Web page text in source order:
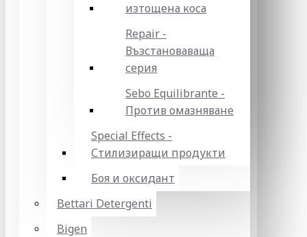
изтощена коса
Repair -
Възстановаваща
серия
Sebo Equilibrante -
Против омазняване
Special Effects -
Стилизиращи продукти
Боя и оксидант
Bettari Detergenti
Bigen